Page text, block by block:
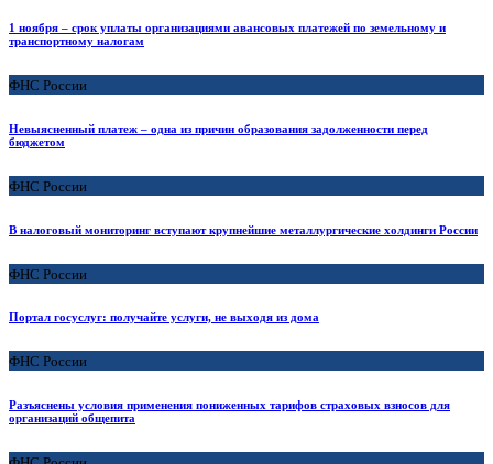
1 ноября – срок уплаты организациями авансовых платежей по земельному и
транспортному налогам
ФНС России
Невыясненный платеж – одна из причин образования задолженности перед
бюджетом
ФНС России
В налоговый мониторинг вступают крупнейшие металлургические холдинги России
ФНС России
Портал госуслуг: получайте услуги, не выходя из дома
ФНС России
Разъяснены условия применения пониженных тарифов страховых взносов для
организаций общепита